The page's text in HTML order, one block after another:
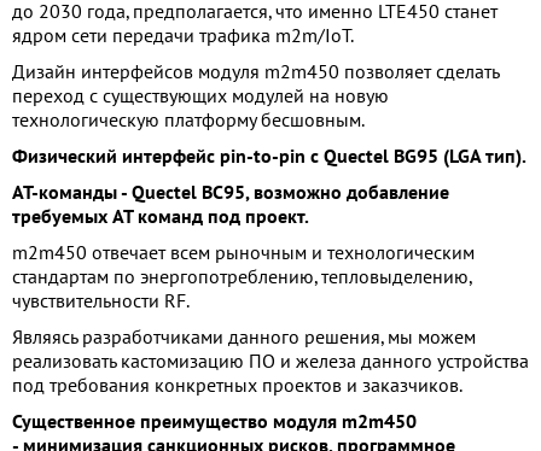
до 2030 года, предполагается, что именно LTE450 станет
ядром сети передачи трафика m2m/IoT.
Дизайн интерфейсов модуля m2m450 позволяет сделать
переход с существующих модулей на новую
технологическую платформу бесшовным.
Физический интерфейс pin-to-pin с Quectel BG95 (LGA тип).
AT-команды - Quectel BC95, возможно добавление
требуемых AT команд под проект.
m2m450 отвечает всем рыночным и технологическим
стандартам по энергопотреблению, тепловыделению,
чувствительности RF.
Являясь разработчиками данного решения, мы можем
реализовать кастомизацию ПО и железа данного устройства
под требования конкретных проектов и заказчиков.
Существенное преимущество модуля m2m450
- минимизация санкционных рисков, программное